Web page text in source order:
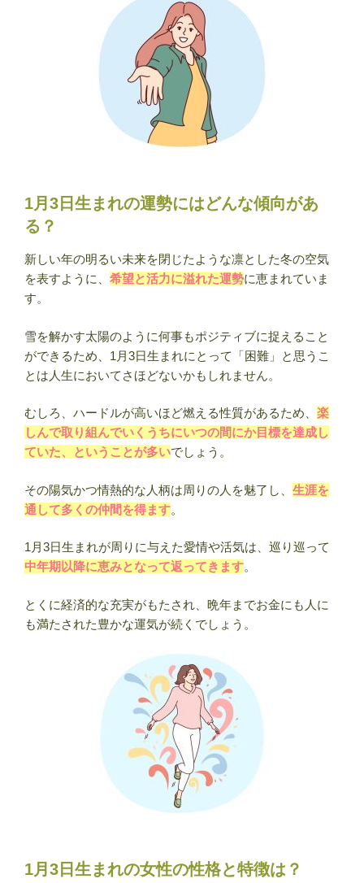
1月3日生まれの運勢にはどんな傾向があ
る？
新しい年の明るい未来を閉じたような凛とした冬の空気
を表すように、 希望と活力に溢れた運勢に恵まれていま
す。
雪を解かす太陽のように何事もポジティブに捉えること
ができるため、1月3日生まれにとって「困難」と思うこ
とは人生においてさほどないかもしれません。
むしろ、ハードルが高いほど燃える性質があるため、 楽
しんで取り組んでいくうちにいつの間にか目標を達成し
ていた、ということが多いでしょう。
その陽気かつ情熱的な人柄は周りの人を魅了し、 生涯を
通して多くの仲間を得ます。
1月3日生まれが周りに与えた愛情や活気は、巡り巡って
中年期以降に恵みとなって返ってきます。
とくに経済的な充実がもたされ、晩年までお金にも人に
も満たされた豊かな運気が続くでしょう。
1月3日生まれの女性の性格と特徴は？